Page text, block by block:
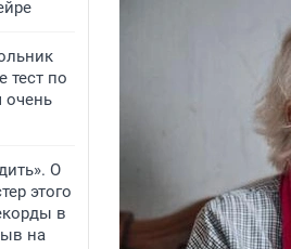
тест по
очень
О
этого
в
на